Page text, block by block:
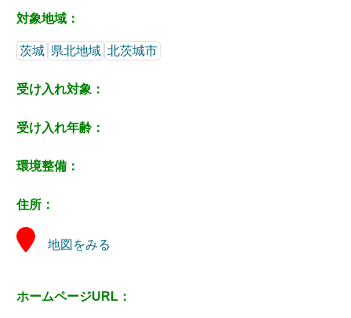
対象地域：
茨城 県北地域 北茨城市
受け入れ対象：
受け入れ年齢：
環境整備：
住所：
地図をみる
ホームページURL：